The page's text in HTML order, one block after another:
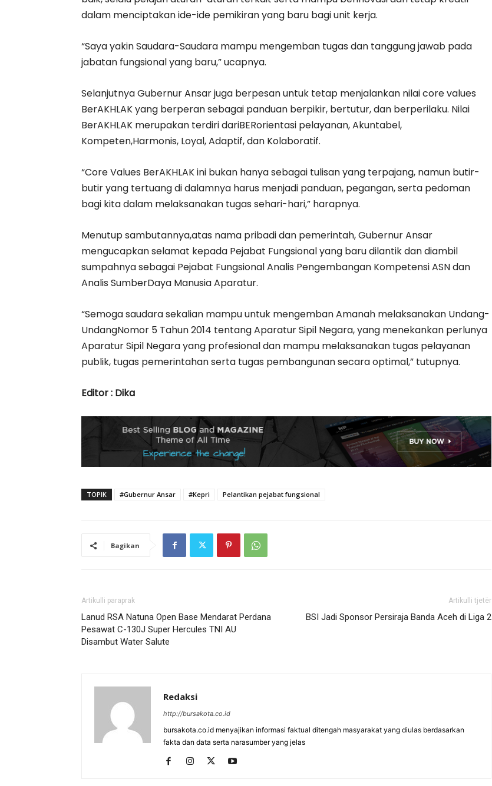
dalam menciptakan ide-ide pemikiran yang baru bagi unit kerja.
“Saya yakin Saudara-Saudara mampu mengemban tugas dan tanggung jawab pada
jabatan fungsional yang baru,” ucapnya.
Selanjutnya Gubernur Ansar juga berpesan untuk tetap menjalankan nilai core values
BerAKHLAK yang berperan sebagai panduan berpikir, bertutur, dan berperilaku. Nilai
BerAKHLAK merupakan terdiri dariBERorientasi pelayanan, Akuntabel,
Kompeten,Harmonis, Loyal, Adaptif, dan Kolaboratif.
“Core Values BerAKHLAK ini bukan hanya sebagai tulisan yang terpajang, namun butir-
butir yang tertuang di dalamnya harus menjadi panduan, pegangan, serta pedoman
bagi kita dalam melaksanakan tugas sehari-hari,” harapnya.
Menutup sambutannya,atas nama pribadi dan pemerintah, Gubernur Ansar
mengucapkan selamat kepada Pejabat Fungsional yang baru dilantik dan diambil
sumpahnya sebagai Pejabat Fungsional Analis Pengembangan Kompetensi ASN dan
Analis SumberDaya Manusia Aparatur.
“Semoga saudara sekalian mampu untuk mengemban Amanah melaksanakan Undang-
UndangNomor 5 Tahun 2014 tentang Aparatur Sipil Negara, yang menekankan perlunya
Aparatur Sipil Negara yang profesional dan mampu melaksanakan tugas pelayanan
publik, tugas pemerintahan serta tugas pembangunan secara optimal,” tutupnya.
Editor : Dika
TOPIK #Gubernur Ansar #Kepri Pelantikan pejabat fungsional
Bagikan
Artikulli paraprak
Lanud RSA Natuna Open Base Mendarat Perdana
Pesawat C-130J Super Hercules TNI AU
Disambut Water Salute
Artikulli tjetër
BSI Jadi Sponsor Persiraja Banda Aceh di Liga 2
Redaksi
http://bursakota.co.id
bursakota.co.id menyajikan informasi faktual ditengah masyarakat yang diulas berdasarkan
fakta dan data serta narasumber yang jelas